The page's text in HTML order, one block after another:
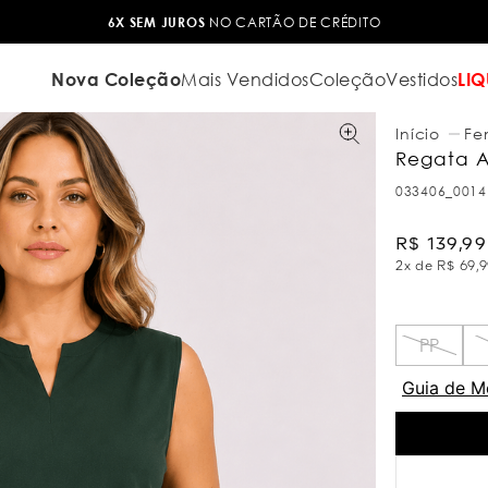
6X SEM JUROS NO CARTÃO DE CRÉDITO
Nova ColeçãoMais VendidosColeçãoVestidos
Regata
033406_0014
R$ 139,99
2x de R$ 69,
PP
Guia de